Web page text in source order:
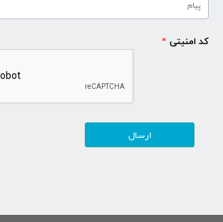
کد امنیتی *